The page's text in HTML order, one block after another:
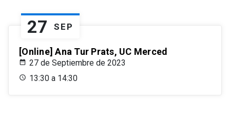
27 SEP
[Online] Ana Tur Prats, UC Merced
27 de Septiembre de 2023
13:30 a 14:30